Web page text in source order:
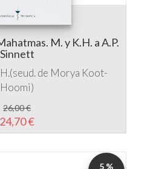
M. y K.H. a A.P.
Sinnett
H.(seud. de Morya Koot-
Hoomi)
26,00 €
24,70 €
5 %